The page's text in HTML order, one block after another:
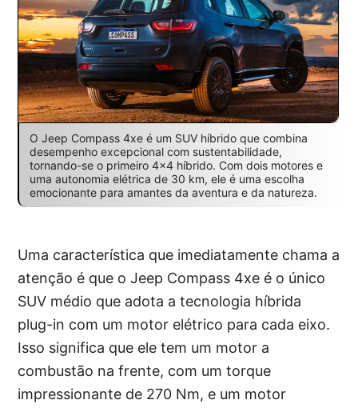
O Jeep Compass 4xe é um SUV híbrido que combina
desempenho excepcional com sustentabilidade,
tornando-se o primeiro 4×4 híbrido. Com dois motores e
uma autonomia elétrica de 30 km, ele é uma escolha
emocionante para amantes da aventura e da natureza.
Uma característica que imediatamente chama a
atenção é que o Jeep Compass 4xe é o único
SUV médio que adota a tecnologia híbrida
plug-in com um motor elétrico para cada eixo.
Isso significa que ele tem um motor a
combustão na frente, com um torque
impressionante de 270 Nm, e um motor